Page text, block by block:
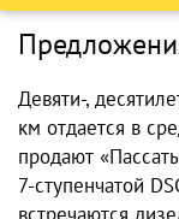
Девяти-,
км отдается в
продают
7-ступенчатой